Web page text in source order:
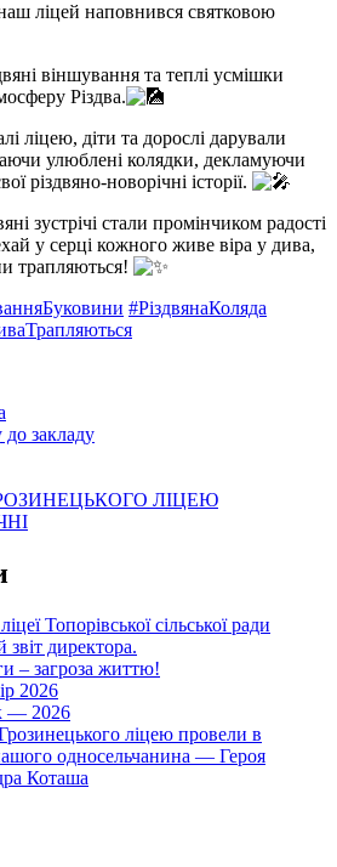
ліцей наповнився святковою
віншування та теплі усмішки
Різдва.
ліцею, діти та дорослі дарували
улюблені колядки, декламуючи
різдвяно-новорічні історії.
зустрічі стали промінчиком радості
у серці кожного живе віра у дива,
трапляються!
#РіздвянаКоляда
закладу
ЛІЦЕЮ
Топорівської сільської ради
звіт директора.
– загроза життю!
2026
— 2026
ліцею провели в
односельчанина — Героя
Коташа